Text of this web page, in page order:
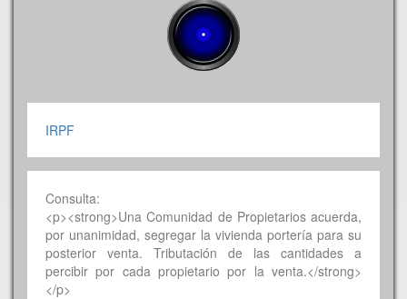
IRPF
Consulta:
<p><strong>Una Comunidad de Propietarios acuerda,
por unanimidad, segregar la vivienda portería para su
posterior venta. Tributación de las cantidades a
percibir por cada propietario por la venta.</strong>
</p>